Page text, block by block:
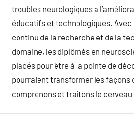
troubles neurologiques à
éducatifs et technologiques. Avec
continu de la recherche et de la
domaine, les diplômés en
placés pour être à la pointe de
pourraient transformer les façons
comprenons et traitons le cerveau